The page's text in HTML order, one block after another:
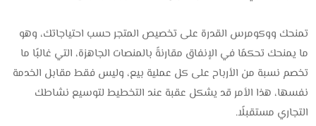
تمنحك ووكومرس القدرة على تخصيص المتجر حسب احتياجاتك، وهو
ما يمنحك تحكمًا في الإنفاق مقارنةً بالمنصات الجاهزة، التي غالبًا ما
تخصم نسبة من الأرباح على كل عملية بيع، وليس فقط مقابل الخدمة
نفسها، هذا الأمر قد يشكل عقبة عند التخطيط لتوسيع نشاطك
التجاري مستقبلًا.